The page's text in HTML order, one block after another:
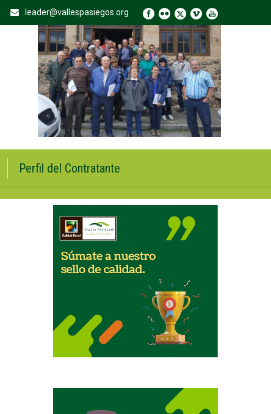
leader@vallespasiegos.org
Perfil del Contratante